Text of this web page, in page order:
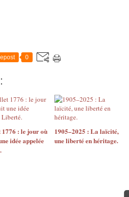
0
: le jour où
idée appelée
1905–2025 : La laïcité,
une liberté en héritage.